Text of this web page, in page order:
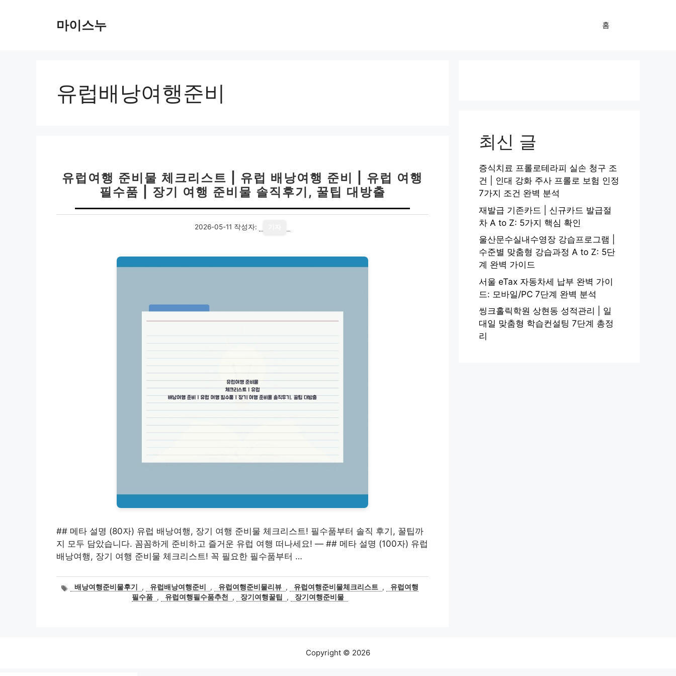
마이스누 홈
유럽배낭여행준비
유럽여행 준비물 체크리스트 | 유럽 배낭여행 준비 | 유럽 여행
필수품 | 장기 여행 준비물 솔직후기, 꿀팁 대방출
2026-05-11 작성자:
## 메타 설명 (80자) 유럽 배낭여행, 장기 여행 준비물 체크리스트! 필수품부터 솔직 후기, 꿀팁까
지 모두 담았습니다. 꼼꼼하게 준비하고 즐거운 유럽 여행 떠나세요! — ## 메타 설명 (100자) 유럽
배낭여행, 장기 여행 준비물 체크리스트! 꼭 필요한 필수품부터 …
태배낭여행준비물후기 , 유럽배낭여행준비 , 유럽여행준비물리뷰 , 유럽여행준비물체크리스트 ,
유럽여행
필수품 , 유럽여행필수품추천 , 장기여행꿀팁 , 장기여행준비물
최신 글
증식치료 프롤로테라피 실손 청구 조
건 | 인대 강화 주사 프롤로 보험 인정
7가지 조건 완벽 분석
재발급 기존카드 | 신규카드 발급절
차 A to Z: 5가지 핵심 확인
울산문수실내수영장 강습프로그램 |
수준별 맞춤형 강습과정 A to Z: 5단
계 완벽 가이드
서울 eTax 자동차세 납부 완벽 가이
드: 모바일/PC 7단계 완벽 분석
씽크홀릭학원 상현동 성적관리 | 일
대일 맞춤형 학습컨설팅 7단계 총정
리
Copyright © 2026